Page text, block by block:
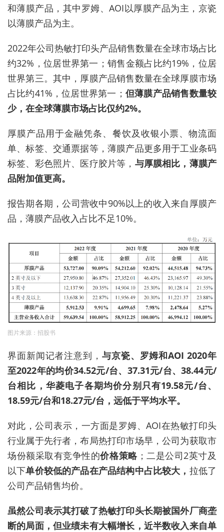
和薄膜产品，其中罗姆、AOI以厚膜产品为主，京瓷
以薄膜产品为主。
2022年公司热敏打印头产品销售数量在全球市场占比
约32%，位居世界第一；销售金额占比约19%，位居
世界第三。其中，厚膜产品销售数量在全球厚膜市场
占比约41%，位居世界第一； 但薄膜产品销售数量较
少，在全球薄膜市场占比仅约2%。
厚膜产品用于金融凭条、餐饮及收银小票、物流面
单、标签、交通票据等，薄膜产品更多用于工业条码
标签、彩色照片、医疗胶片等， 与厚膜相比，薄膜产
品附加值更高。
报告期各期 ，公司营收中90%以上的收入来自厚膜产
品，薄膜产品收入占比不足10%。
图片来源：招股书
界面新闻记者注意到， 与京瓷、罗姆和AOI 2020年
至2022年的均价34.52元/台、37.31元/台、38.44元/
台相比，华菱电子各期均价分别只有19.58元/台、
18.59元/台和18.27元/台，远低于平均水平。
对此，公司表示，一方面是罗姆、AOI在热敏打印头
行业属于先行者，布局热打印市场早，公司为获取市
场份额采取有竞争性的价格策略 ；二是公司2英寸及
以下单价较低的产品在产品结构中占比较大， 拉低了
公司产品销售均价。
虽然公司表示其打破了热敏打印头长期被国外厂商垄
断的局面，但业绩未有大幅增长，近半数收入来自单